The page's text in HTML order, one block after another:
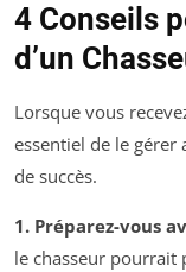
4 Conseils
d’un
Lorsque vous
essentiel de le gérer
de succès.
1. Préparez-vous
le chasseur pourrait